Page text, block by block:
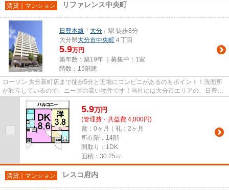
賃貸｜マンション リファレンス中央町
日豊本線 「 大分 」駅 徒歩8分
大分県大分市中央町 ４丁目
5.9万円
築年数：築19年 ｜募集中： 1室
階数：15階建
ローソン 大分新町店まで徒歩5分と近場にコンビニがあるのもポイント！洗面所
が独立しているので、ニーズの高い物件です！当社には大分市エリアの、日豊本
線大分周辺といったお薦めの...
5.9万円
(管理費・共益費 4,000円)
敷：0ヶ月｜礼：2ヶ月
所在階：14階
間取り：1DK
面積：30.25㎡
賃貸｜マンション レスコ府内